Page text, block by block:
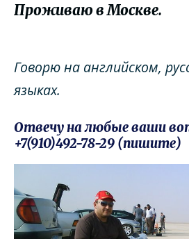
Проживаю в Москве.
Говорю на английском,
языках.
Отвечу на любые ваши
+7(910)492-78-29 (пишите)